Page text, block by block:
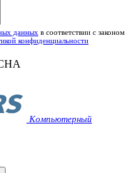
данных в соответствии с законом
конфиденциальности
Компьютерный